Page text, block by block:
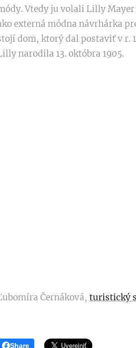
Vtedy ju volali Lilly Mayer
externá módna návrhárka
dom, ktorý dal postaviť v r.
narodila 13. októbra 1905.
Černáková, turistický
Share